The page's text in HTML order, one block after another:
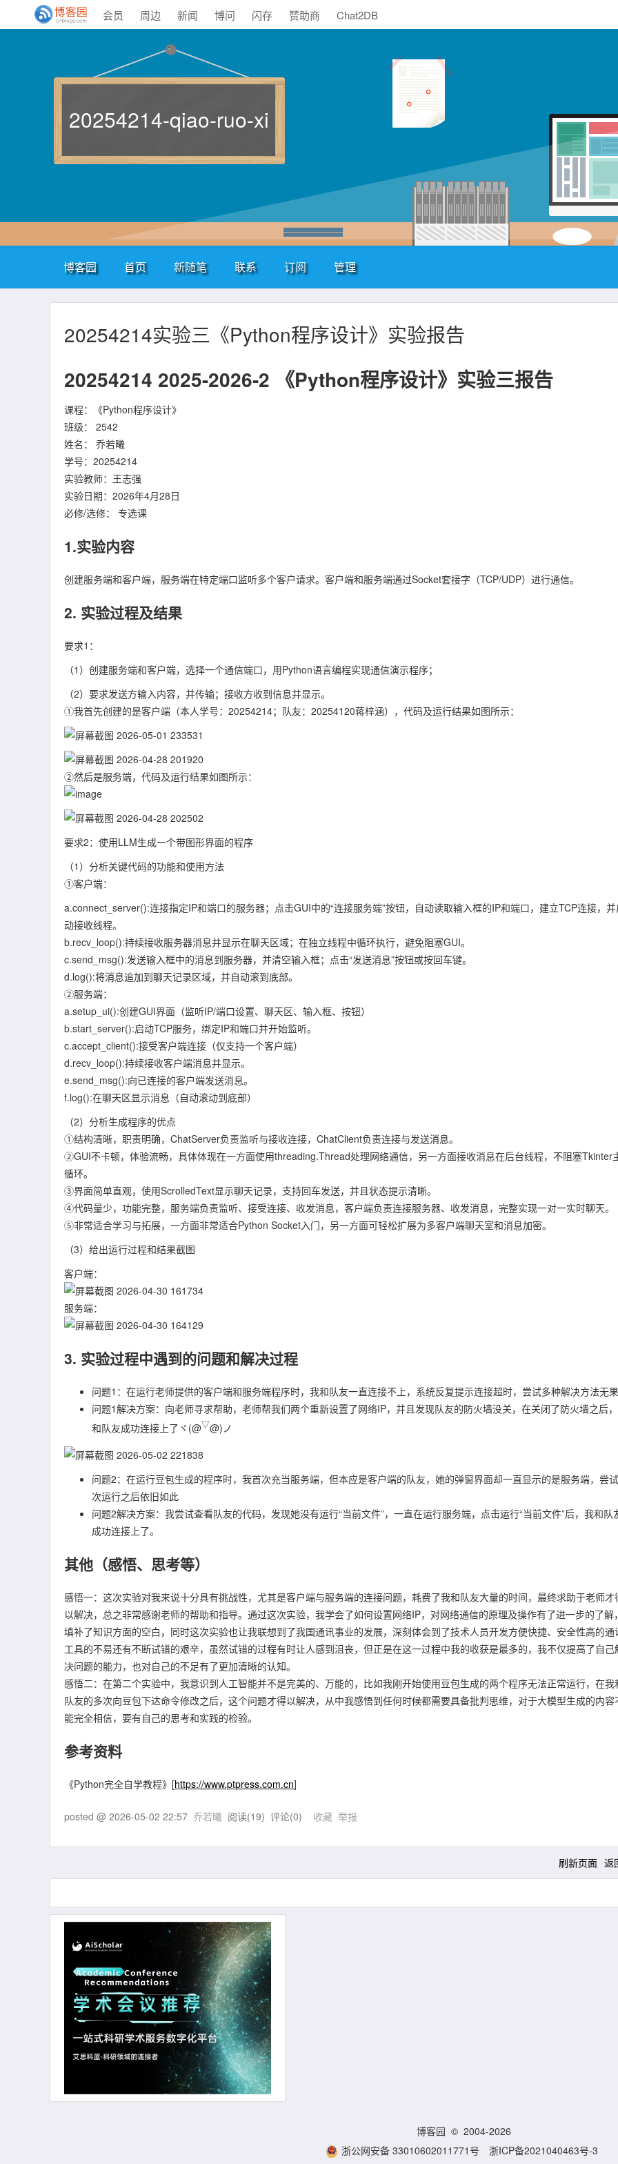
会员 周边 新闻 博问 闪存 赞助商 Chat2DB
20254214-qiao-ruo-xi
博客园 首页 新随笔 联系 订阅 管理
20254214实验三《Python程序设计》实验报告
20254214 2025-2026-2 《Python程序设计》实验三报告
课程：《Python程序设计》
班级： 2542
姓名： 乔若曦
学号：20254214
实验教师：王志强
实验日期：2026年4月28日
必修/选修： 专选课
1.实验内容
创建服务端和客户端，服务端在特定端口监听多个客户请求。客户端和服务端通过Socket套接字（TCP/UDP）进行通信。
2. 实验过程及结果
要求1：
（1）创建服务端和客户端，选择一个通信端口，用Python语言编程实现通信演示程序；
（2）要求发送方输入内容，并传输；接收方收到信息并显示。
①我首先创建的是客户端（本人学号：20254214；队友：20254120蒋梓涵），代码及运行结果如图所示：
②然后是服务端，代码及运行结果如图所示：
要求2：使用LLM生成一个带图形界面的程序
（1）分析关键代码的功能和使用方法
①客户端：
a.connect_server():连接指定IP和端口的服务器；点击GUI中的“连接服务端”按钮，自动读取输入框的IP和端口，建立TCP连接，
动接收线程。
b.recv_loop():持续接收服务器消息并显示在聊天区域；在独立线程中循环执行，避免阻塞GUI。
c.send_msg():发送输入框中的消息到服务器，并清空输入框；点击“发送消息”按钮或按回车键。
d.log():将消息追加到聊天记录区域，并自动滚到底部。
②服务端：
a.setup_ui():创建GUI界面（监听IP/端口设置、聊天区、输入框、按钮）
b.start_server():启动TCP服务，绑定IP和端口并开始监听。
c.accept_client():接受客户端连接（仅支持一个客户端）
d.recv_loop():持续接收客户端消息并显示。
e.send_msg():向已连接的客户端发送消息。
f.log():在聊天区显示消息（自动滚动到底部）
（2）分析生成程序的优点
①结构清晰，职责明确，ChatServer负责监听与接收连接，ChatClient负责连接与发送消息。
②GUI不卡顿，体验流畅，具体体现在一方面使用threading.Thread处理网络通信，另一方面接收消息在后台线程，不阻塞Tkinter
循环。
③界面简单直观，使用ScrolledText显示聊天记录，支持回车发送，并且状态提示清晰。
④代码量少，功能完整，服务端负责监听、接受连接、收发消息，客户端负责连接服务器、收发消息，完整实现一对一实时聊天。
⑤非常适合学习与拓展，一方面非常适合Python Socket入门，另一方面可轻松扩展为多客户端聊天室和消息加密。
（3）给出运行过程和结果截图
客户端：
服务端：
3. 实验过程中遇到的问题和解决过程
问题1：在运行老师提供的客户端和服务端程序时，我和队友一直连接不上，系统反复提示连接超时，尝试多种解决方法无
问题1解决方案：向老师寻求帮助，老师帮我们两个重新设置了网络IP，并且发现队友的防火墙没关，在关闭了防火墙之后
和队友成功连接上了ヾ(@▽@)ノ
问题2：在运行豆包生成的程序时，我首次充当服务端，但本应是客户端的队友，她的弹窗界面却一直显示的是服务端，尝
次运行之后依旧如此
问题2解决方案：我尝试查看队友的代码，发现她没有运行“当前文件”，一直在运行服务端，点击运行“当前文件”后，我和队
成功连接上了。
其他（感悟、思考等）
感悟一：这次实验对我来说十分具有挑战性，尤其是客户端与服务端的连接问题，耗费了我和队友大量的时间，最终求助于老师才
以解决，总之非常感谢老师的帮助和指导。通过这次实验，我学会了如何设置网络IP，对网络通信的原理及操作有了进一步的了解
填补了知识方面的空白，同时这次实验也让我联想到了我国通讯事业的发展，深刻体会到了技术人员开发方便快捷、安全性高的通
工具的不易还有不断试错的艰辛，虽然试错的过程有时让人感到沮丧，但正是在这一过程中我的收获是最多的，我不仅提高了自己
决问题的能力，也对自己的不足有了更加清晰的认知。
感悟二：在第二个实验中，我意识到人工智能并不是完美的、万能的，比如我刚开始使用豆包生成的两个程序无法正常运行，在我
队友的多次向豆包下达命令修改之后，这个问题才得以解决，从中我感悟到任何时候都需要具备批判思维，对于大模型生成的内容
能完全相信，要有自己的思考和实践的检验。
参考资料
《Python完全自学教程》[https://www.ptpress.com.cn]
posted @ 2026-05-02 22:57 乔若曦 阅读(19) 评论(0) 收藏 举报
刷新页面 返
博客园 © 2004-2026
浙公网安备 33010602011771号
浙ICP备2021040463号-3